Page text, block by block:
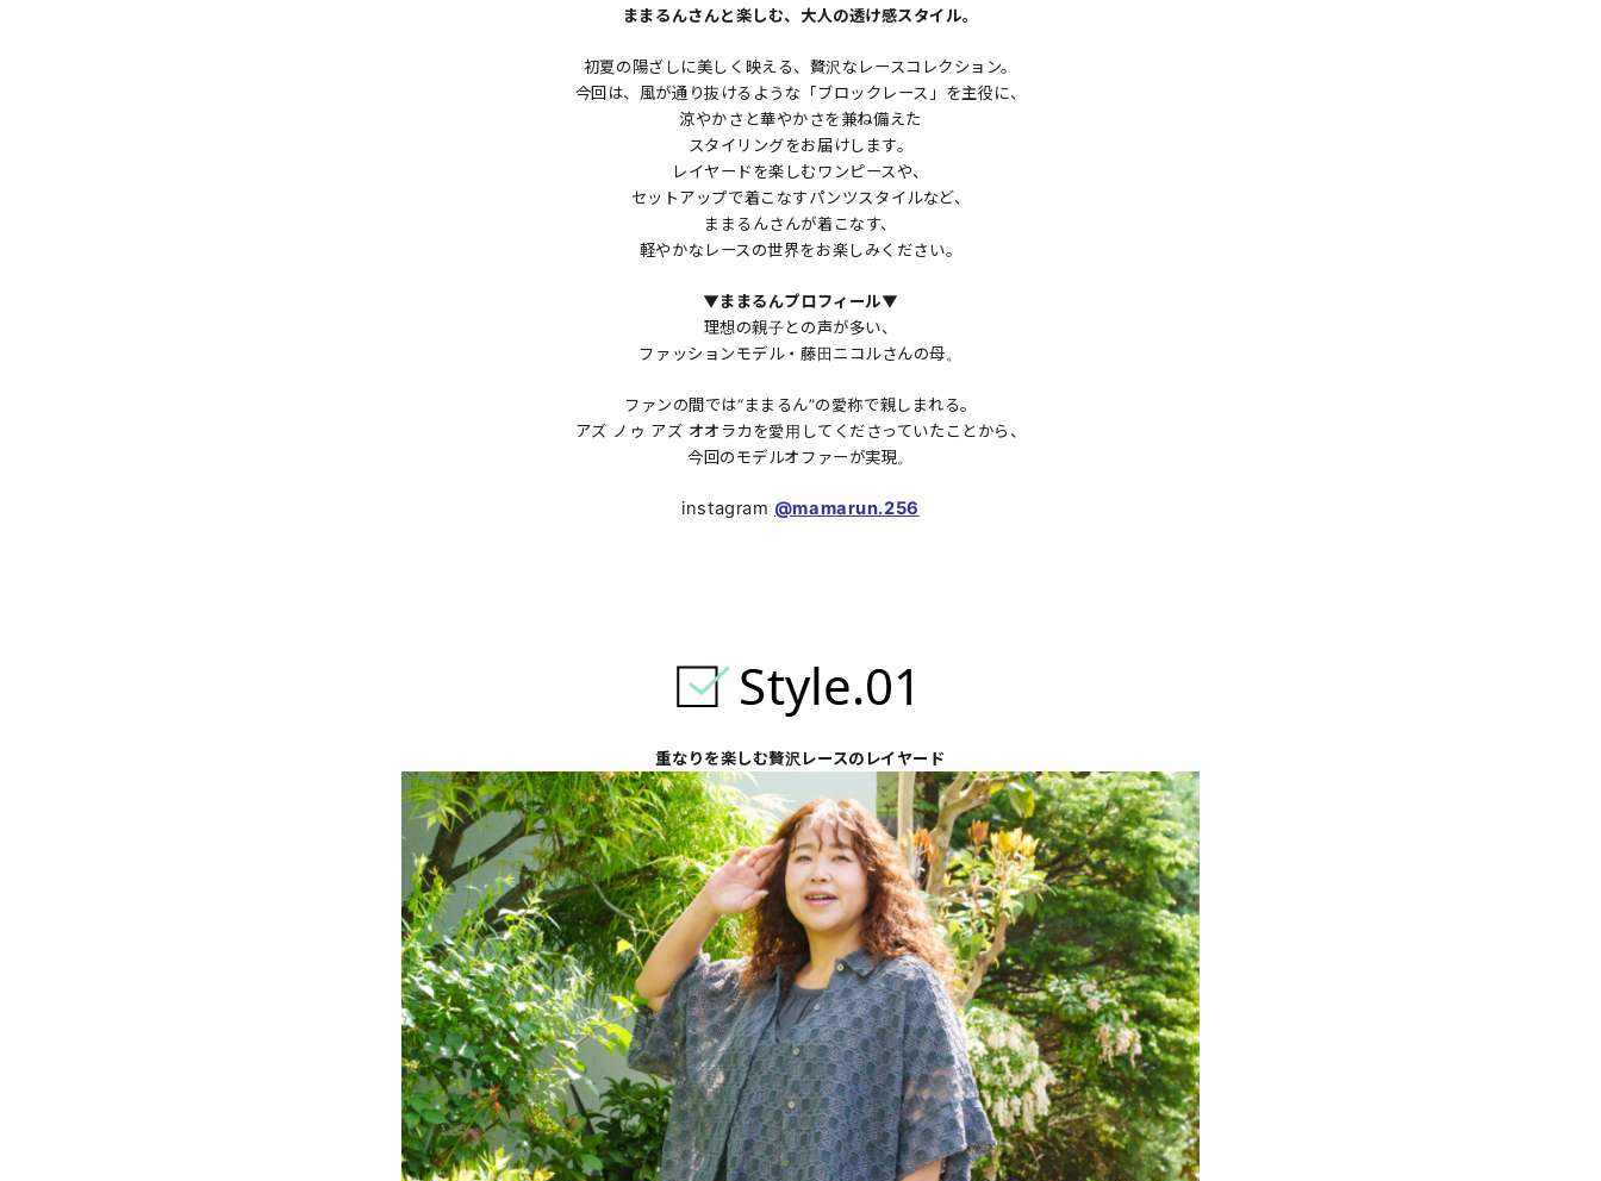
ままるんさんと楽しむ、大人の透け感スタイル。
初夏の陽ざしに美しく映える、贅沢なレースコレクション。
今回は、風が通り抜けるような「ブロックレース」を主役に、
涼やかさと華やかさを兼ね備えた
スタイリングをお届けします。
レイヤードを楽しむワンピースや、
セットアップで着こなすパンツスタイルなど、
ままるんさんが着こなす、
軽やかなレースの世界をお楽しみください。
▼ままるんプロフィール▼
理想の親子との声が多い、
ファッションモデル・藤田ニコルさんの母。
ファンの間では“ままるん”の愛称で親しまれる。
アズ ノゥ アズ オオラカを愛用してくださっていたことから、
今回のモデルオファーが実現。
instagram @mamarun.256
重なりを楽しむ贅沢レースのレイヤード